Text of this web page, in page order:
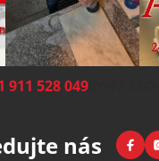
911 528 049(Po-Pá 8:00-
nás